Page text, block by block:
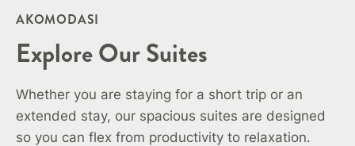
AKOMODASI
Explore Our Suites
Whether you are staying for a short trip or an
extended stay, our spacious suites are designed
so you can flex from productivity to relaxation.